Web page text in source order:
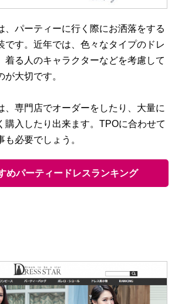
、パーティーに行く際にお洒落をする
です。近年では、色々なタイプのドレ
着る人のキャラクターなどを考慮して
が大切です。
、専門店でオーダーをしたり、大量に
購入したり出来ます。TPOに合わせて
も必要でしょう。
めパーティードレスランキング